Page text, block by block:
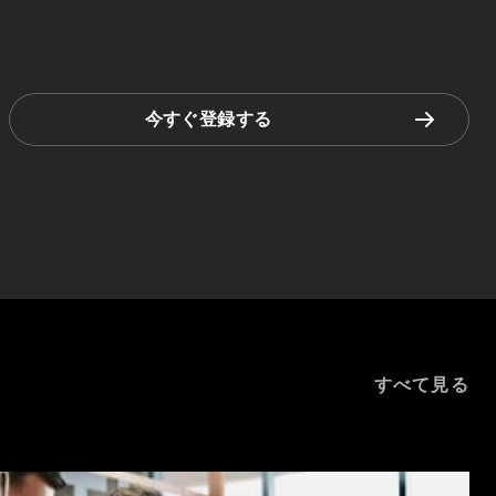
今すぐ登録する
すべて見る